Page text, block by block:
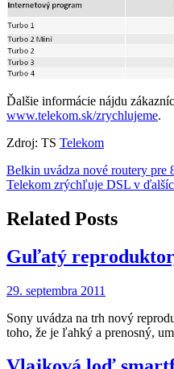
Ďalšie informácie nájdu
www.telekom.sk/zrychlujeme.
Zdroj: TS Telekom
Navigácia
v
článku
Belkin uvádza nové routery pre
Telekom zrýchľuje DSL v
Related Posts
Guľatý
29. septembra 2011
Sony uvádza na trh nový
toho, že je ľahký a prenosný,